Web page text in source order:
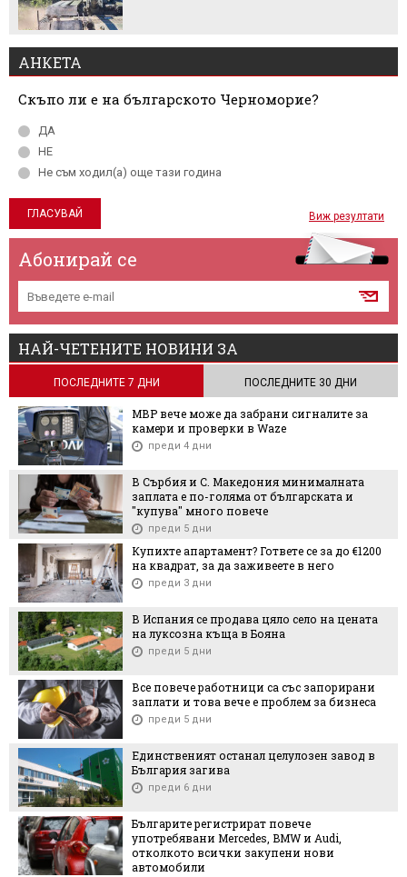
АНКЕТА
Скъпо ли е на българското Черноморие?
ДА
НЕ
Не съм ходил(а) още тази година
Виж резултати
Абонирай се
НАЙ-ЧЕТЕНИТЕ НОВИНИ ЗА
ПОСЛЕДНИТЕ 7 ДНИ ПОСЛЕДНИТЕ 30 ДНИ
МВР вече може да забрани сигналите за
камери и проверки в Waze
преди 4 дни
В Сърбия и С. Македония минималната
заплата е по-голяма от българската и
"купува" много повече
преди 5 дни
Купихте апартамент? Гответе се за до €1200
на квадрат, за да заживеете в него
преди 3 дни
В Испания се продава цяло село на цената
на луксозна къща в Бояна
преди 5 дни
Все повече работници са със запорирани
заплати и това вече е проблем за бизнеса
преди 5 дни
Единственият останал целулозен завод в
България загива
преди 6 дни
Българите регистрират повече
употребявани Mercedes, BMW и Audi,
отколкото всички закупени нови
автомобили